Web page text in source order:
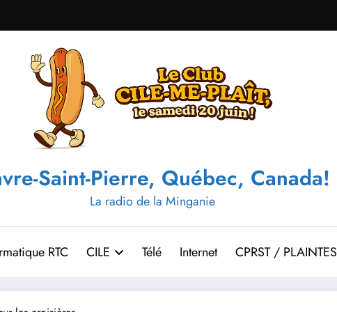
Saint-Pierre, Québec, Canada!
La radio de la Minganie
RTC CILE Télé Internet CPRST / PLAINTES